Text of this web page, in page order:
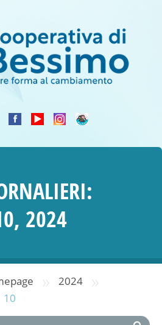
2024
» 2024 »
10